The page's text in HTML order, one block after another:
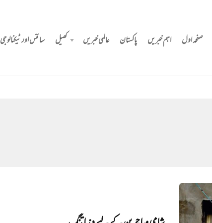
صفحہ اول اہم خبریں پاکستان عالمی خبریں کھیل سائنس اور ٹیکنالوجی